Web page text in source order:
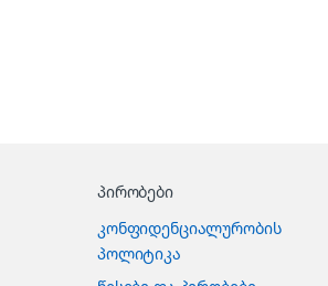
პირობები
კონფიდენციალურობის
პოლიტიკა